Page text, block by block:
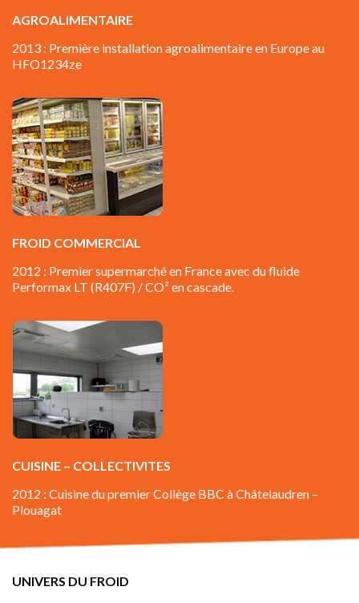
AGROALIMENTAIRE
2013 : Première installation agroalimentaire en Europe au
HFO1234ze
FROID COMMERCIAL
2012 : Premier supermarché en France avec du fluide
Performax LT (R407F) / CO² en cascade.
CUISINE – COLLECTIVITES
2012 : Cuisine du premier Collège BBC à Châtelaudren –
Plouagat
UNIVERS DU FROID